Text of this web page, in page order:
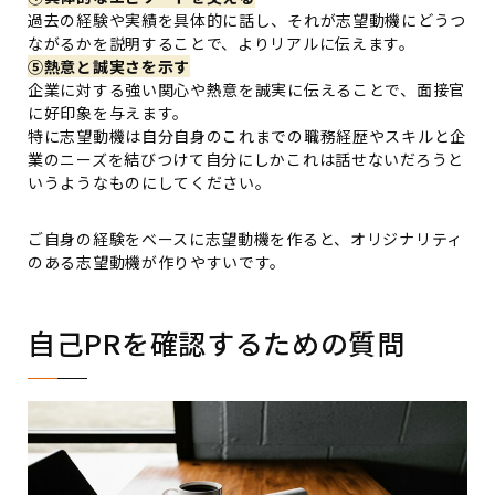
過去の経験や実績を具体的に話し、それが志望動機にどうつ
ながるかを説明することで、よりリアルに伝えます。
⑤熱意と誠実さを示す
企業に対する強い関心や熱意を誠実に伝えることで、面接官
に好印象を与えます。
特に志望動機は自分自身のこれまでの職務経歴やスキルと企
業のニーズを結びつけて自分にしかこれは話せないだろうと
いうようなものにしてください。
ご自身の経験をベースに志望動機を作ると、オリジナリティ
のある志望動機が作りやすいです。
自己PRを確認するための質問